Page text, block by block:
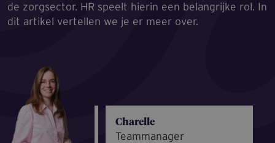
de zorgsector. HR speelt hierin een belangrijke rol. In
dit artikel vertellen we je er meer over.
Charelle
Teammanager